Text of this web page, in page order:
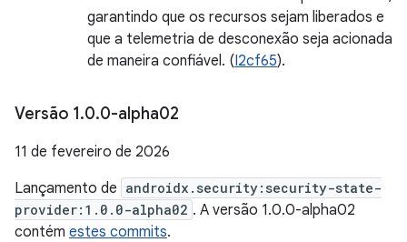
garantindo que os recursos sejam liberados e
que a telemetria de desconexão seja acionada
de maneira confiável. (I2cf65).
Versão 1.0.0-alpha02
11 de fevereiro de 2026
Lançamento de androidx.security:security-state-
provider:1.0.0-alpha02 . A versão 1.0.0-alpha02
contém estes commits.